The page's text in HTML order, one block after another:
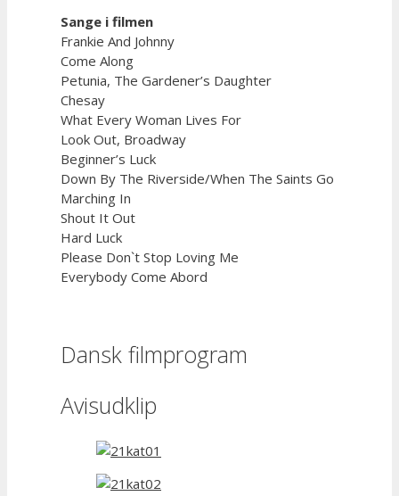
Sange i filmen
Frankie And Johnny
Come Along
Petunia, The Gardener’s Daughter
Chesay
What Every Woman Lives For
Look Out, Broadway
Beginner’s Luck
Down By The Riverside/When The Saints Go
Marching In
Shout It Out
Hard Luck
Please Don`t Stop Loving Me
Everybody Come Abord
Dansk filmprogram
Avisudklip